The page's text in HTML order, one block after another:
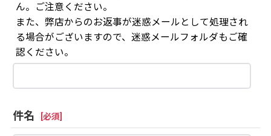
ん。ご注意ください。
また、弊店からのお返事が迷惑メールとして処理され
る場合がございますので、迷惑メールフォルダもご確
認ください。
件名 必須